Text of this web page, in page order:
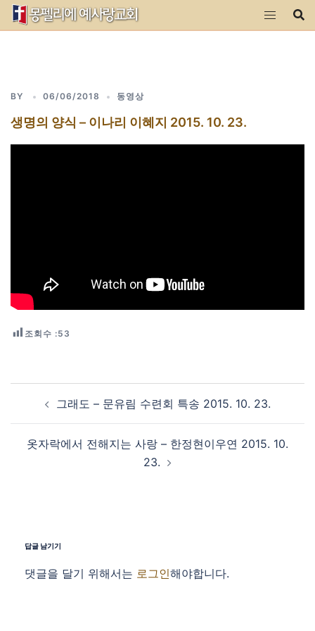
Skip
BY 06/06/2018 동영상
생명의 양식 – 이나리 이혜지 2015. 10. 23.
조회수 :53
Post navigation
그래도 – 문유림 수련회 특송 2015. 10. 23.
옷자락에서 전해지는 사랑 – 한정현이우연 2015. 10.
23.
답글 남기기
댓글을 달기 위해서는 로그인해야합니다.